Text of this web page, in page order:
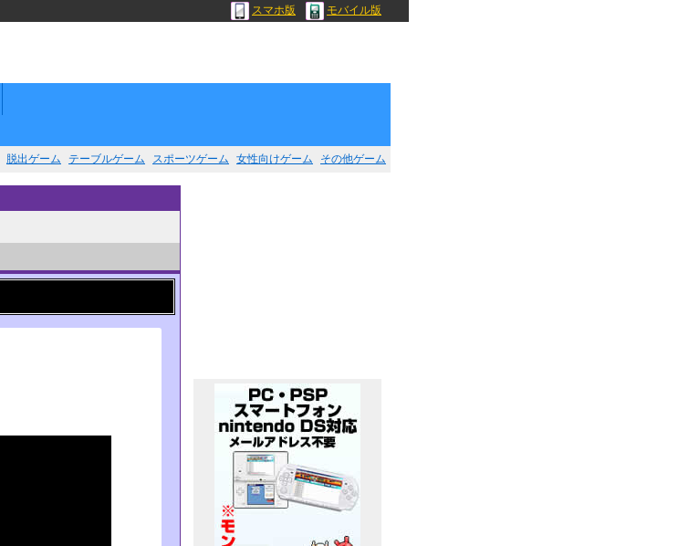
スマホ版 モバイル版
脱出ゲーム テーブルゲーム スポーツゲーム 女性向けゲーム その他ゲーム